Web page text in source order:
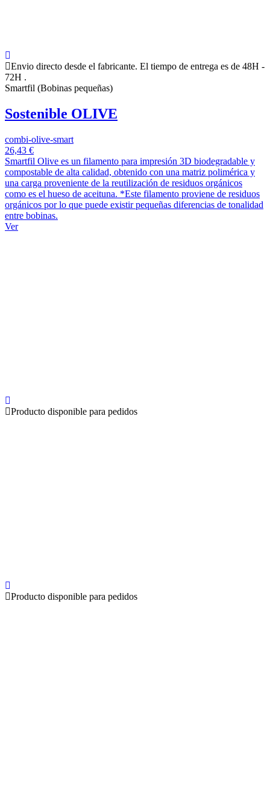
Envio directo desde el fabricante. El tiempo de entrega es de 48H -
72H .
Smartfil (Bobinas pequeñas)
Sostenible OLIVE
combi-olive-smart
26,43 €
Smartfil Olive es un filamento para impresión 3D biodegradable y
compostable de alta calidad, obtenido con una matriz polimérica y
una carga proveniente de la reutilización de residuos orgánicos
como es el hueso de aceituna. *Este filamento proviene de residuos
orgánicos por lo que puede existir pequeñas diferencias de tonalidad
entre bobinas.
Ver
Producto disponible para pedidos
Producto disponible para pedidos